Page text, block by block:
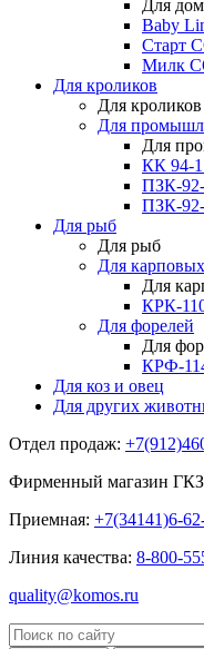
Для
Baby
Старт
Милк
Для кроликов
Для кроликов
Для
Для
КК 94-1
ПЗК-
ПЗК-92-
Для рыб
Для рыб
Для карповых
Для
КРК-
Для форелей
Для
КРФ-
Для коз и овец
Для других
Отдел продаж:
Фирменный магазин
Приемная: +7(34141)6-
Линия качества: 8-800-
quality@komos.ru